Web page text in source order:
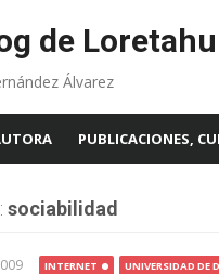
de
Álvarez
PUBLICACIONES,
sociabilidad
INTERNET UNIVERSIDAD DE